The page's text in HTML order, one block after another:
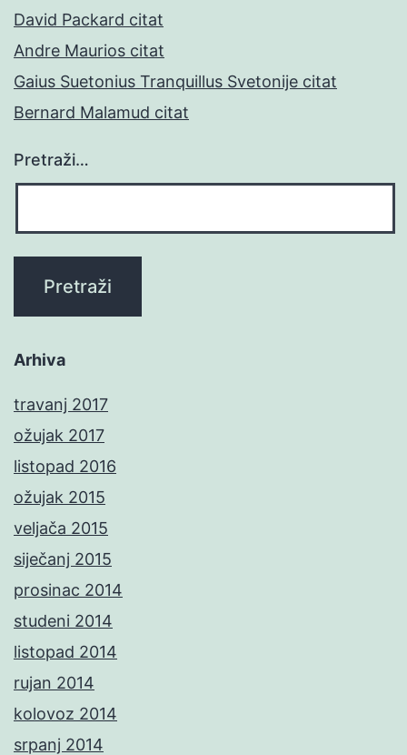
David Packard citat
Andre Maurios citat
Gaius Suetonius Tranquillus Svetonije citat
Bernard Malamud citat
Pretraži…
Arhiva
travanj 2017
ožujak 2017
listopad 2016
ožujak 2015
veljača 2015
siječanj 2015
prosinac 2014
studeni 2014
listopad 2014
rujan 2014
kolovoz 2014
srpanj 2014